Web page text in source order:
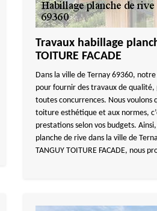
Travaux habillage
TOITURE FACADE
Dans la ville de Ternay 69360,
pour fournir des travaux de
toutes concurrences. Nous voulons
toiture esthétique et aux normes,
prestations selon vos budgets.
planche de rive dans la ville de
TANGUY TOITURE FACADE, nous